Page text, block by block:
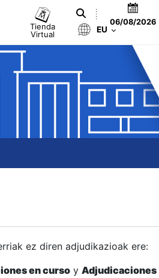
Tienda
Virtual
06/08/2026
EU
ez diren adjudikazioak ere:
en curso y Adjudicaciones